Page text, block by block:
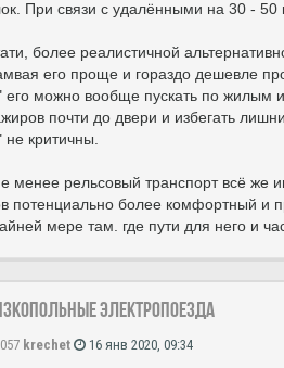
При связи с удалёнными на 30 - 50
более реалистичной
его проще и гораздо дешевле
его можно вообще пускать по жилым
почти до двери и избегать
критичны.
менее рельсовый транспорт всё же
потенциально более комфортный и
мере там. где пути для него и
электропоезда
krechet 16 янв 2020, 09:34